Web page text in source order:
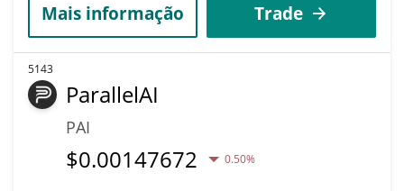
Mais informação Trade
5143
ParallelAI
PAI
$0.00147672 0.50%